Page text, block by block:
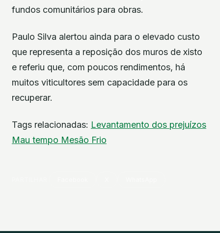
fundos comunitários para obras.
Paulo Silva alertou ainda para o elevado custo
que representa a reposição dos muros de xisto
e referiu que, com poucos rendimentos, há
muitos viticultores sem capacidade para os
recuperar.
Tags relacionadas: Levantamento dos prejuízos
Mau tempo Mesão Frio